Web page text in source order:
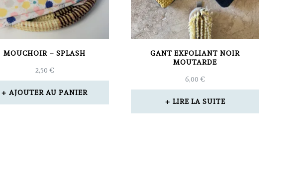
MOUCHOIR – SPLASH
2,50 €
AJOUTER AU PANIER
GANT EXFOLIANT NOIR
MOUTARDE
6,00€
LIRE LA SUITE